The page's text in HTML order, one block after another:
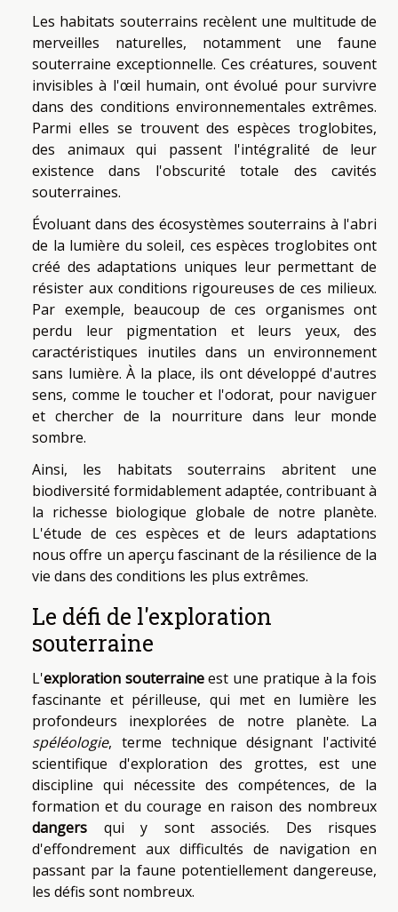
Les habitats souterrains recèlent une multitude de
merveilles naturelles, notamment une faune
souterraine exceptionnelle. Ces créatures, souvent
invisibles à l'œil humain, ont évolué pour survivre
dans des conditions environnementales extrêmes.
Parmi elles se trouvent des espèces troglobites,
des animaux qui passent l'intégralité de leur
existence dans l'obscurité totale des cavités
souterraines.
Évoluant dans des écosystèmes souterrains à l'abri
de la lumière du soleil, ces espèces troglobites ont
créé des adaptations uniques leur permettant de
résister aux conditions rigoureuses de ces milieux.
Par exemple, beaucoup de ces organismes ont
perdu leur pigmentation et leurs yeux, des
caractéristiques inutiles dans un environnement
sans lumière. À la place, ils ont développé d'autres
sens, comme le toucher et l'odorat, pour naviguer
et chercher de la nourriture dans leur monde
sombre.
Ainsi, les habitats souterrains abritent une
biodiversité formidablement adaptée, contribuant à
la richesse biologique globale de notre planète.
L'étude de ces espèces et de leurs adaptations
nous offre un aperçu fascinant de la résilience de la
vie dans des conditions les plus extrêmes.
Le défi de l'exploration
souterraine
L'exploration souterraineest une pratique à la fois
fascinante et périlleuse, qui met en lumière les
profondeurs inexplorées de notre planète. La
spéléologie, terme technique désignant l'activité
scientifique d'exploration des grottes, est une
discipline qui nécessite des compétences, de la
formation et du courage en raison des nombreux
dangers qui y sont associés. Des risques
d'effondrement aux difficultés de navigation en
passant par la faune potentiellement dangereuse,
les défis sont nombreux.